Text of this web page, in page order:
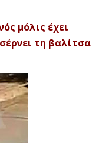
μόλις έχει
τη βαλίτσα